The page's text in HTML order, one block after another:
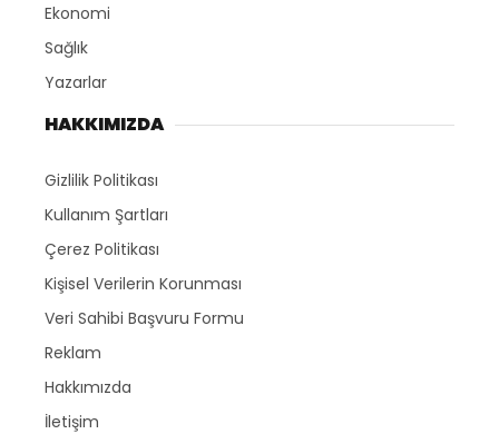
Ekonomi
Sağlık
Yazarlar
HAKKIMIZDA
Gizlilik Politikası
Kullanım Şartları
Çerez Politikası
Kişisel Verilerin Korunması
Veri Sahibi Başvuru Formu
Reklam
Hakkımızda
İletişim